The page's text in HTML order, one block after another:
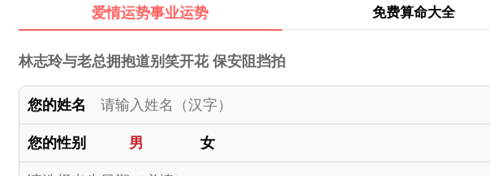
爱情运势事业运势 免费算命大全
林志玲与老总拥抱道别笑开花 保安阻挡拍
您的姓名
您的性别 男 女